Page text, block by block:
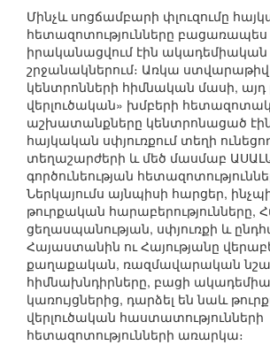
Մինչև սոցճամբարի փլուզումը
հետազոտությունները բացառապես
իրականացվում էին ակադեմիական
շրջանակներում։ Առկա ստվարաթիվ
կենտրոնների հիմնական մասի, այդ
վերլուծական» խմբերի
աշխատանքները կենտրոնացած
հայկական սփյուռքում տեղի
տեղաշարժերի և մեծ մասմաբ
գործունեության
Ներկայումս այնպիսի հարցեր,
թուրքական հարաբերությունները,
ցեղասպանության, սփյուռքի և
Հայաստանին ու Հայությանը
քաղաքական, ռազմավարական
հիմնախնդիրները, բացի
կառույցներից, դարձել են նաև
վերլուծական հաստատությունների
հետազոտությունների առարկա։